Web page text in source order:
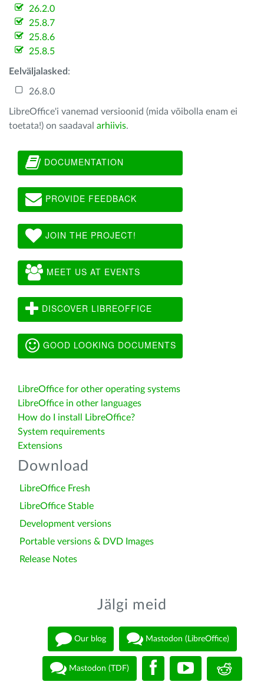
26.2.0
25.8.7
25.8.6
25.8.5
Eelväljalasked :
26.8.0
LibreOffice'i vanemad versioonid (mida võibolla enam ei
toetata!) on saadaval arhiivis.
DOCUMENTATION
PROVIDE FEEDBACK
JOIN THE PROJECT!
MEET US AT EVENTS
DISCOVER LIBREOFFICE
GOOD LOOKING DOCUMENTS
LibreOffice for other operating systems
LibreOffice in other languages
How do I install LibreOffice?
System requirements
Extensions
Download
LibreOffice Fresh
LibreOffice Stable
Development versions
Portable versions & DVD Images
Release Notes
Jälgi meid
Our blog Mastodon (LibreOffice)
Mastodon (TDF)